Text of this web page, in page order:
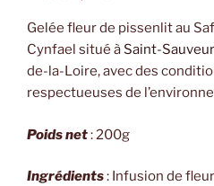
Cynfael
Gelée fleur de pissenlit au
Cynfael situé à Saint-
de-la-Loire, avec des
respectueuses de
Poids net: 200g
Ingrédients: Infusion de